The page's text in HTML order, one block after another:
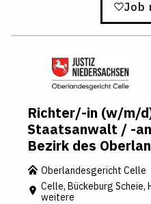
Job
Richter/-in (w/m/
Staatsanwalt / -
Bezirk des
Oberlandesgericht Celle
Celle, Bückeburg Scheie,
weitere